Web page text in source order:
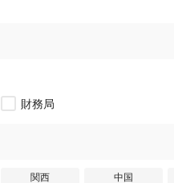
財務局
関西 中国